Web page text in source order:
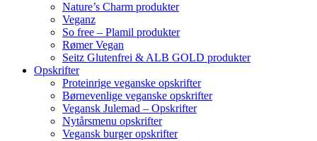
Nature’s Charm produkter
Veganz
So free – Plamil produkter
Rømer Vegan
Seitz Glutenfrei & ALB GOLD produkter
Opskrifter
Proteinrige veganske opskrifter
Børnevenlige veganske opskrifter
Vegansk Julemad – Opskrifter
Nytårsmenu opskrifter
Vegansk burger opskrifter